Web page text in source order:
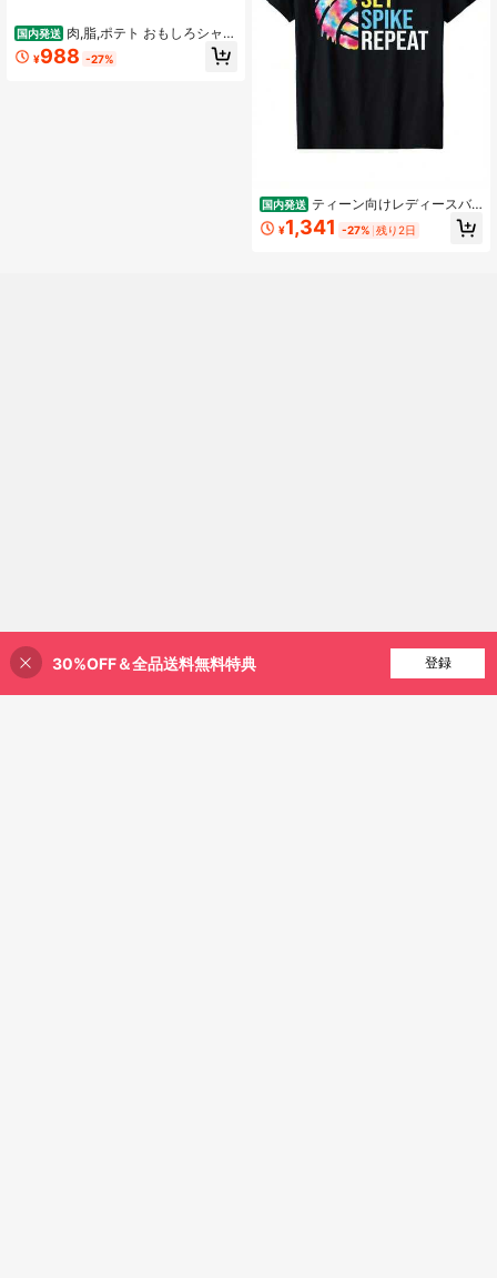
国内発送 肉,脂,ポテト おもしろシャツ
面白 半袖シャツ ()レディースシャツ
¥988 -27%
国内発送 ティーン向けレディースバ
レーボールTシャツ - 「バンプセッ
ト」「スパイクリピート」のスロー
¥1,341 -27% 残り2日
23% 割引！
30%OFF＆全品送料無料特典 登録